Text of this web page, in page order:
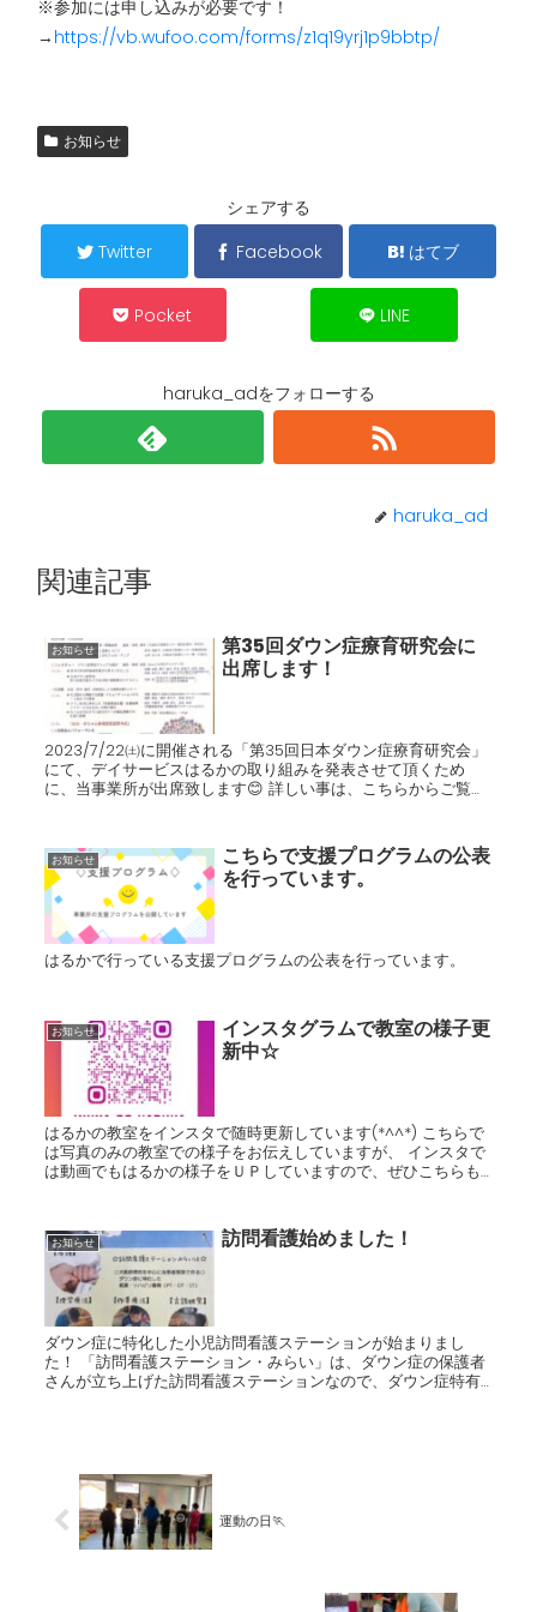
※参加には申し込みが必要です！
→ https://vb.wufoo.com/forms/z1q19yrj1p9bbtp/
お知らせ
シェアする
Twitter
Facebook はてブ
Pocket LINE
haruka_adをフォローする
haruka_ad
関連記事
お知らせ
第35回ダウン症療育研究会に
出席します！
2023/7/22㈯に開催される「第35回日本ダウン症療育研究会」
にて、デイサービスはるかの取り組みを発表させて頂くため
に、当事業所が出席致します😊 詳しい事は、こちらからご覧く
お知らせ
こちらで支援プログラムの公表
を行っています。
はるかで行っている支援プログラムの公表を行っています。
お知らせ
インスタグラムで教室の様子更
新中☆
はるかの教室をインスタで随時更新しています(*^^*) こちらで
は写真のみの教室での様子をお伝えしていますが、 インスタで
は動画でもはるかの様子をＵＰしていますので、ぜひこちらも
お知らせ 訪問看護始めました！
ダウン症に特化した小児訪問看護ステーションが始まりまし
た！ 「訪問看護ステーション・みらい」は、ダウン症の保護者
さんが立ち上げた訪問看護ステーションなので、ダウン症特有
運動の日🏃